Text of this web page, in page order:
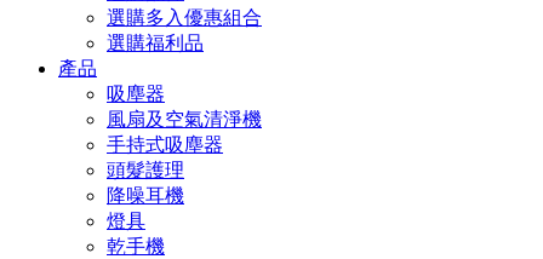
選購多入優惠組合
選購福利品
產品
吸塵器
風扇及空氣清淨機
手持式吸塵器
頭髮護理
降噪耳機
燈具
乾手機